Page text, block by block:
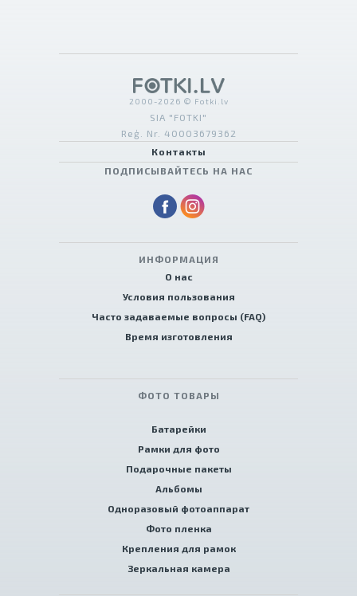
2000-2026 © Fotki.lv
SIA "FOTKI"
Reģ. Nr. 40003679362
Контакты
ПОДПИСЫВАЙТЕСЬ НА НАС
ИНФОРМАЦИЯ
О нас
Условия пользования
Часто задаваемые вопросы (FAQ)
Время изготовления
ФОТО ТОВАРЫ
Батарейки
Рамки для фото
Подарочные пакеты
Альбомы
Одноразовый фотоаппарат
Фото пленка
Крепления для рамок
Зеркальная камера